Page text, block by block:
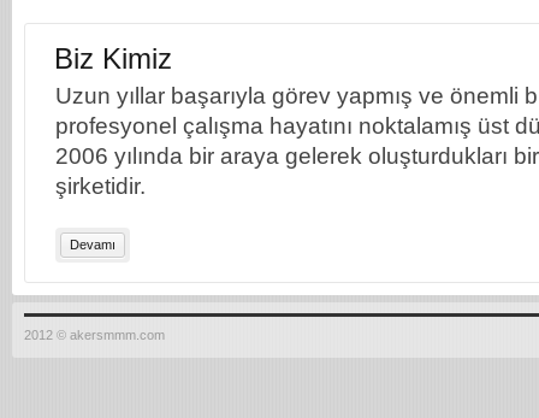
Biz Kimiz
Uzun yıllar başarıyla görev yapmış ve önemli
profesyonel çalışma hayatını noktalamış üst
2006 yılında bir araya gelerek oluşturdukları
şirketidir.
Devamı
2012 © akersmmm.com